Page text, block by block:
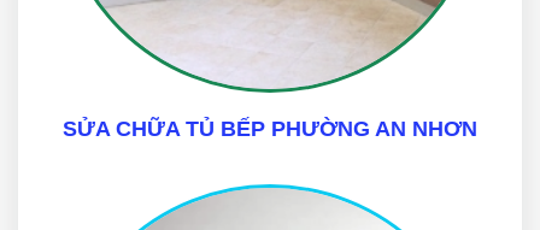
SỬA CHỮA TỦ BẾP PHƯỜNG AN NHƠN